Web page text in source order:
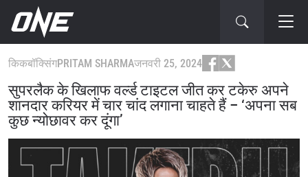
किकबॉक्सिंगPRITAM SHARMAजनवरी 25, 2024
सुपरलैक के खिलाफ वर्ल्ड टाइटल जीत कर टकेरु अपने
शानदार करियर में चार चांद लगाना चाहते हैं – ‘अपना सब
कुछ न्योछावर कर दूंगा’